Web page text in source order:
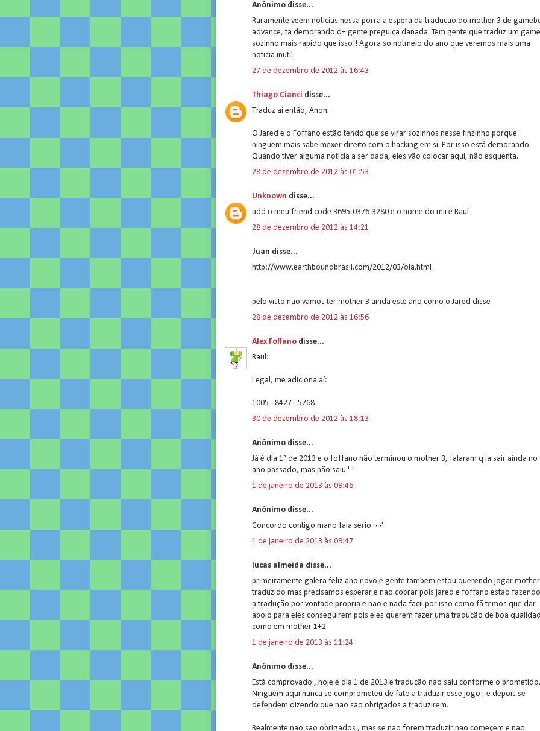
Anônimo disse...
Raramente veem noticias nessa porra a espera da traducao do mother 3 de
advance, ta demorando d+ gente preguiça danada. Tem gente que traduz um game
sozinho mais rapido que isso!! Agora so notmeio do ano que veremos mais uma
noticia inutil
27 de dezembro de 2012 às 16:43
Thiago Cianci disse...
Traduz aí então, Anon.
O Jared e o Foffano estão tendo que se virar sozinhos nesse finzinho porque
ninguém mais sabe mexer direito com o hacking em si. Por isso está demorando.
Quando tiver alguma notícia a ser dada, eles vão colocar aqui, não esquenta.
28 de dezembro de 2012 às 01:53
Unknown disse...
add o meu friend code 3695-0376-3280 e o nome do mii é Raul
28 de dezembro de 2012 às 14:21
Juan disse...
http://www.earthboundbrasil.com/2012/03/ola.html
pelo visto nao vamos ter mother 3 ainda este ano como o Jared disse
28 de dezembro de 2012 às 16:56
Alex Foffano disse...
Raul:
Legal, me adiciona aí:
1005 - 8427 - 5768
30 de dezembro de 2012 às 18:13
Anônimo disse...
Jà é dia 1° de 2013 e o foffano não terminou o mother 3, falaram q ia sair ainda no
ano passado, mas não saiu '-'
1 de janeiro de 2013 às 09:46
Anônimo disse...
Concordo contigo mano fala serio ¬¬'
1 de janeiro de 2013 às 09:47
lucas almeida disse...
primeiramente galera feliz ano novo e gente tambem estou querendo jogar
traduzido mas precisamos esperar e nao cobrar pois jared e foffano estao fazendo
a tradução por vontade propria e nao e nada facil por isso como fã temos que dar
apoio para eles conseguirem pois eles querem fazer uma tradução de boa
como em mother 1+2.
1 de janeiro de 2013 às 11:24
Anônimo disse...
Está comprovado , hoje é dia 1 de 2013 e tradução nao saiu conforme o prometido.
Ninguém aqui nunca se comprometeu de fato a traduzir esse jogo , e depois se
defendem dizendo que nao sao obrigados a traduzirem.
Realmente nao sao obrigados , mas se nao forem traduzir nao começem e nao